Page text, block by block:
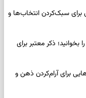
جمعه ۱۶ مرداد ۱۴۰۵ | روزی برای سبک‌کردن انتخاب‌ها و
ذکر معتبر برای
جمعه ۱۶ مرداد ۱۴۰۵ | پیام‌هایی برای آرام‌کردن ذهن و